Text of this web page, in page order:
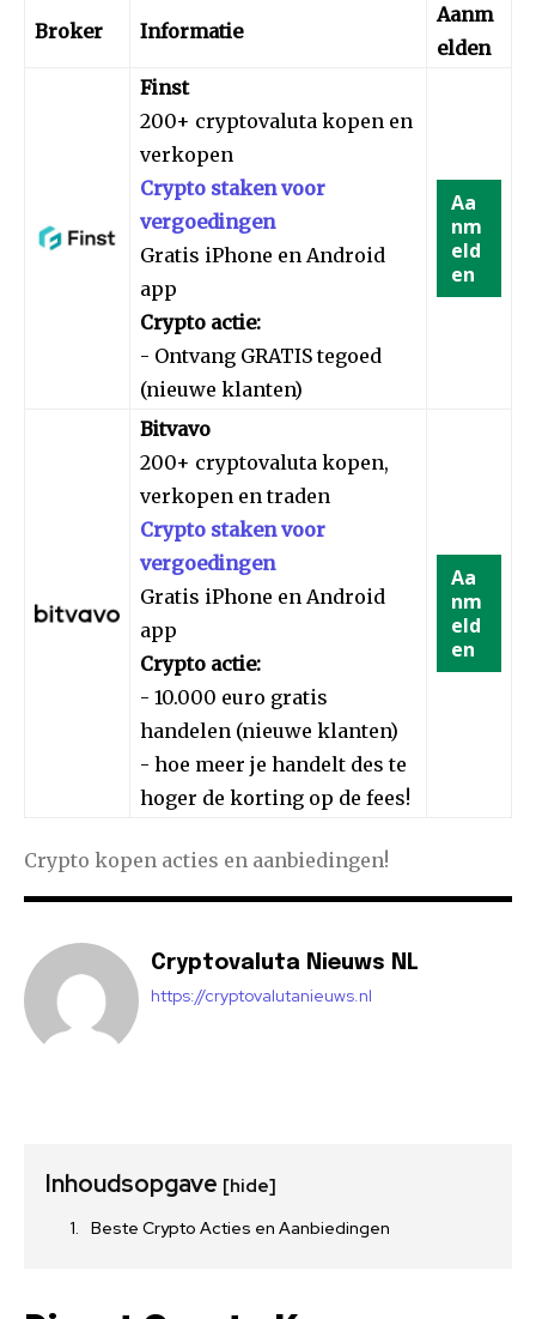
Broker Informatie
Aanm
elden
Finst
200+ cryptovaluta kopen en
verkopen
Crypto staken voor
vergoedingen
Gratis iPhone en Android
app
Crypto actie:
- Ontvang GRATIS tegoed
(nieuwe klanten)
Aa
nm
eld
en
Bitvavo
200+ cryptovaluta kopen,
verkopen en traden
Crypto staken voor
vergoedingen
Gratis iPhone en Android
app
Crypto actie:
- 10.000 euro gratis
handelen (nieuwe klanten)
- hoe meer je handelt des te
hoger de korting op de fees!
Aa
nm
eld
en
Crypto kopen acties en aanbiedingen!
Cryptovaluta Nieuws NL
https://cryptovalutanieuws.nl
Inhoudsopgave [hide]
Beste Crypto Acties en Aanbiedingen